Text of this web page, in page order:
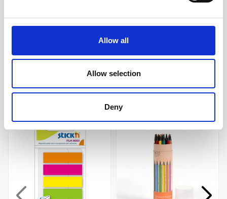
Allow all
Allow selection
Deny
Andra köpte även